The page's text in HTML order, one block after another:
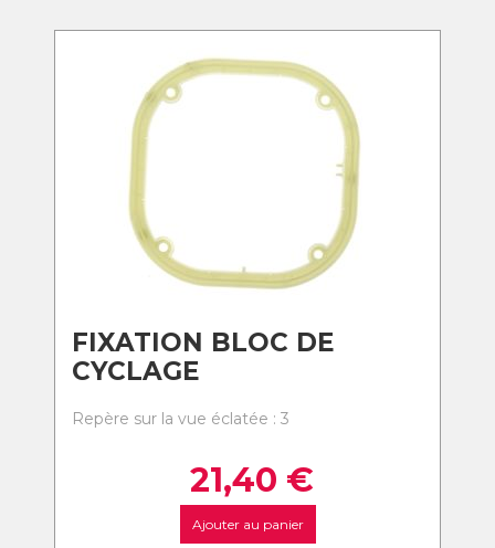
FIXATION BLOC DE
CYCLAGE
Repère sur la vue éclatée : 3
21,40 €
Ajouter au panier